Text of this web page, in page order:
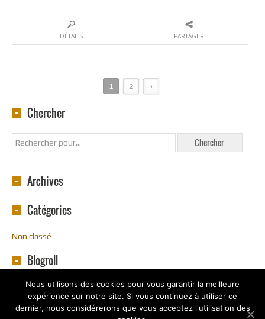
DÉTAILS PARTAGER
1 2 ›
Chercher
Archives
Catégories
Non classé
Blogroll
Nous utilisons des cookies pour vous garantir la meilleure
expérience sur notre site. Si vous continuez à utiliser ce
dernier, nous considérerons que vous acceptez l'utilisation des